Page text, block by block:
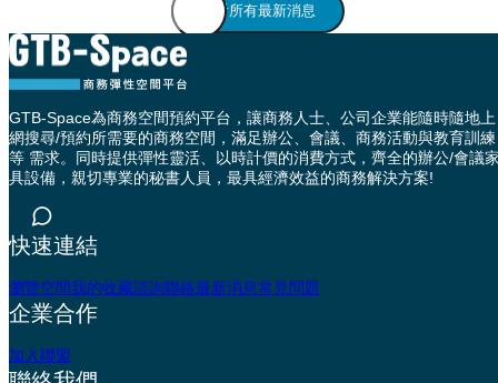
查看所有最新消息
GTB-Space為商務空間預約平台，讓商務人士、公司企業能隨時隨地上
網搜尋/預約所需要的商務空間，滿足辦公、會議、商務活動與教育訓練
等 需求。同時提供彈性靈活、以時計價的消費方式，齊全的辦公/會議
具設備，親切專業的秘書人員，最具經濟效益的商務解決方案!
快速連結
瀏覽空間我的收藏諮詢聯絡最新消息常見問題
企業合作
加入聯盟